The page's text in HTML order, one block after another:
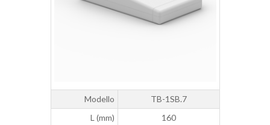
Modello
TB-1SB.7
L (mm)
160